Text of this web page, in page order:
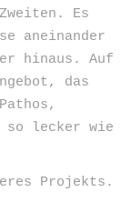
Es
aneinander
hinaus. Auf
das
so lecker wie
Projekts.